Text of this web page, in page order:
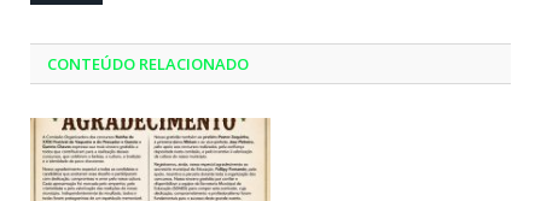
CONTEÚDO RELACIONADO